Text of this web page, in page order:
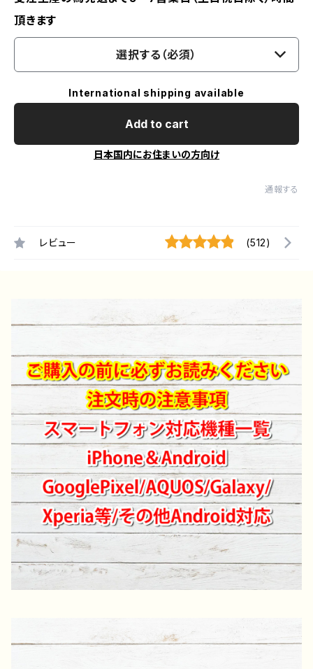
頂きます
選択する（必須）
International shipping available
Add to cart
日本国内にお住まいの方向け
通報する
レビュー (512)